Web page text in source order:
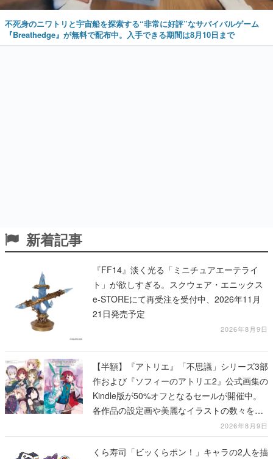
不死身のニワトリと宇宙船を探索する“非常に好評”なサバイバルゲーム
『Breathedge』が無料で配布中。入手できる期間は8月10日まで
新着記事
『FF14』淡く光る「ミニチュアエーテライ
ト」が欲しすぎる。スクウェア・エニックス
e-STOREにて再受注を受付中、2026年11月
21日発売予定
2026年8月9日
【半額】『アトリエ』「不思議」シリーズ3部
作および『ソフィーのアトリエ2』公式画集の
Kindle版が50%オフとなるセールが開催中。
各作品の設定画や美麗なイラストの数々をふ
2026年8月9日
くら寿司「ビッくらポン！」キャラの2人を描